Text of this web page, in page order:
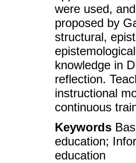
were used,
proposed by
structural,
knowledge in
reflection.
instructional
continuous
Keywords
education;
education